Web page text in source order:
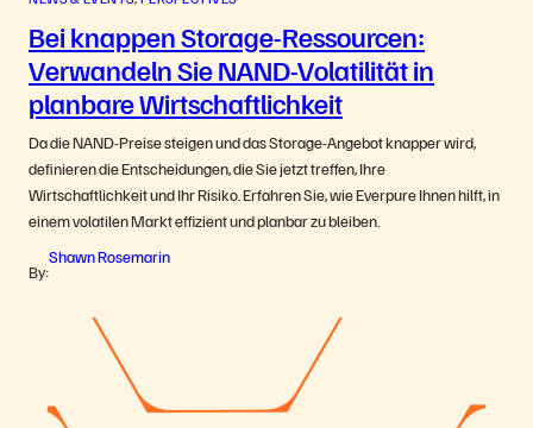
Bei knappen Storage-Ressourcen:
Verwandeln Sie NAND-Volatilität in
planbare Wirtschaftlichkeit
Da die NAND-Preise steigen und das Storage-Angebot knapper wird,
definieren die Entscheidungen, die Sie jetzt treffen, Ihre
Wirtschaftlichkeit und Ihr Risiko. Erfahren Sie, wie Everpure Ihnen hilft, in
einem volatilen Markt effizient und planbar zu bleiben.
By:
Shawn Rosemarin